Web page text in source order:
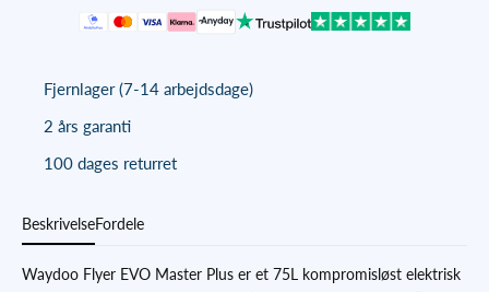
Fjernlager (7-14 arbejdsdage)
2 års garanti
100 dages returret
BeskrivelseFordele
Waydoo Flyer EVO Master Plus er et 75L kompromisløst elektrisk